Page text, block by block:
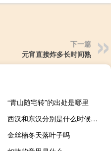
下一篇
元宵直接炸多长时间熟
“青山随宅转”的出处是哪里
西汉和东汉分别是什么时候建立的
金丝楠冬天落叶子吗